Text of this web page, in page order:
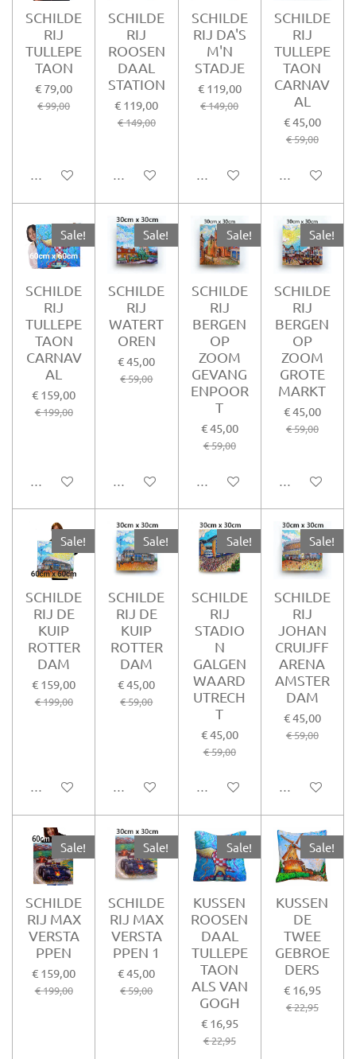
SCHILDE
RIJ
TULLEPE
TAON
€ 79,00
€ 99,00
In winkelwagen
SCHILDE
RIJ
ROOSEN
DAAL
STATION
€ 119,00
€ 149,00
In winkelwagen
SCHILDE
RIJ DA'S
M'N
STADJE
€ 119,00
€ 149,00
In winkelwagen
SCHILDE
RIJ
TULLEPE
TAON
CARNAV
AL
€ 45,00
€ 59,00
In
Sale!
SCHILDE
RIJ
TULLEPE
TAON
CARNAV
AL
€ 159,00
€ 199,00
In winkelwagen
Sale!
SCHILDE
RIJ
WATERT
OREN
€ 45,00
€ 59,00
In winkelwagen
Sale!
SCHILDE
RIJ
BERGEN
OP
ZOOM
GEVANG
ENPOOR
T
€ 45,00
€ 59,00
In winkelwagen
Sale!
SCHILDE
RIJ
BERGEN
OP
ZOOM
GROTE
MARKT
€ 45,00
€ 59,00
In
Sale!
SCHILDE
RIJ DE
KUIP
ROTTER
DAM
€ 159,00
€ 199,00
In winkelwagen
Sale!
SCHILDE
RIJ DE
KUIP
ROTTER
DAM
€ 45,00
€ 59,00
In winkelwagen
Sale!
SCHILDE
RIJ
STADIO
N
GALGEN
WAARD
UTRECH
T
€ 45,00
€ 59,00
In winkelwagen
Sale!
SCHILDE
RIJ
JOHAN
CRUIJFF
ARENA
AMSTER
DAM
€ 45,00
€ 59,00
In
Sale!
SCHILDE
RIJ MAX
VERSTA
PPEN
€ 159,00
€ 199,00
Sale!
SCHILDE
RIJ MAX
VERSTA
PPEN 1
€ 45,00
€ 59,00
Sale!
KUSSEN
ROOSEN
DAAL
TULLEPE
TAON
ALS VAN
GOGH
€ 16,95
€ 22,95
Sale!
KUSSEN
DE
TWEE
GEBROE
DERS
€ 16,95
€ 22,95